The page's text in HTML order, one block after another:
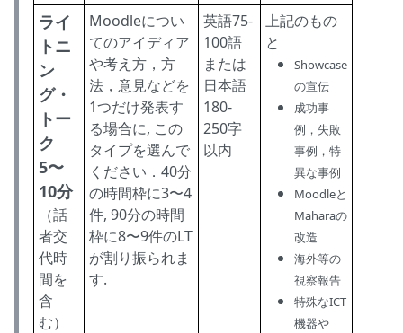
ライ
トニ
ン
グ・
トー
ク
5〜
10分
（話
者交
代時
間を
含
む）
Moodleについ
てのアイディア
や考え方，方
法，意見などを
1つだけ発表す
る場合に, この
タイプを選んで
ください．40分
の時間枠に3〜4
件, 90分の時間
枠に8〜9件のLT
が割り振られま
す.
英語75-
100語
または
日本語
180-
250字
以内
上記のもの
と
Showcase
の宣伝
成功事
例，失敗
事例，特
異な事例
Moodleと
Maharaの
改造
海外等の
視察報告
特殊なICT
機器や